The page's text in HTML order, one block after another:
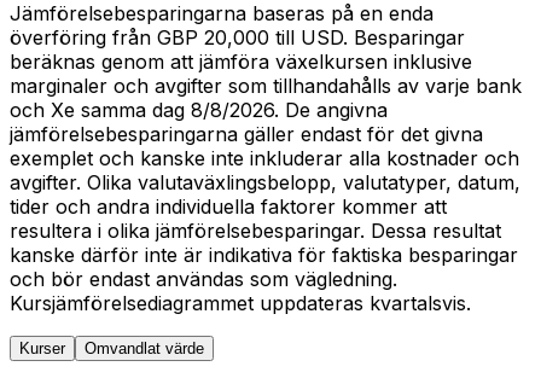
Jämförelsebesparingarna baseras på en enda
överföring från GBP 20,000 till USD. Besparingar
beräknas genom att jämföra växelkursen inklusive
marginaler och avgifter som tillhandahålls av varje bank
och Xe samma dag 8/8/2026. De angivna
jämförelsebesparingarna gäller endast för det givna
exemplet och kanske inte inkluderar alla kostnader och
avgifter. Olika valutaväxlingsbelopp, valutatyper, datum,
tider och andra individuella faktorer kommer att
resultera i olika jämförelsebesparingar. Dessa resultat
kanske därför inte är indikativa för faktiska besparingar
och bör endast användas som vägledning.
Kursjämförelsediagrammet uppdateras kvartalsvis.
Kurser Omvandlat värde